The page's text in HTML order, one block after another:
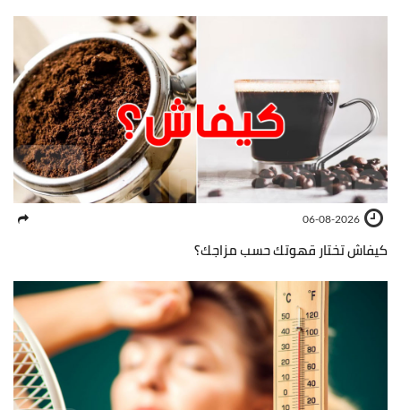
06-08-2026
كيفاش تختار قهوتك حسب مزاجك؟